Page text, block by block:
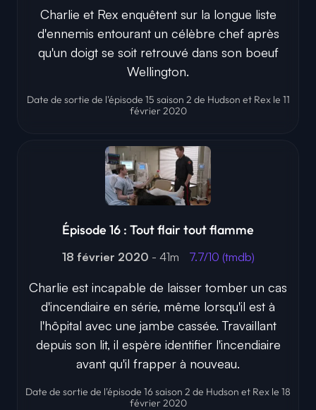
Charlie et Rex enquêtent sur la longue liste
d'ennemis entourant un célèbre chef après
qu'un doigt se soit retrouvé dans son boeuf
Wellington.
Date de sortie de l'épisode 15 saison 2 de Hudson et Rex le 11
février 2020
Épisode 16 : Tout flair tout flamme
18 février 2020 - 41m 7.7/10 (tmdb)
Charlie est incapable de laisser tomber un cas
d'incendiaire en série, même lorsqu'il est à
l'hôpital avec une jambe cassée. Travaillant
depuis son lit, il espère identifier l'incendiaire
avant qu'il frapper à nouveau.
Date de sortie de l'épisode 16 saison 2 de Hudson et Rex le 18
février 2020